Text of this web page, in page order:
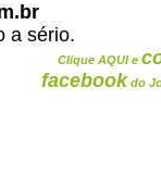
a sério.
Clique AQUI e
facebook do